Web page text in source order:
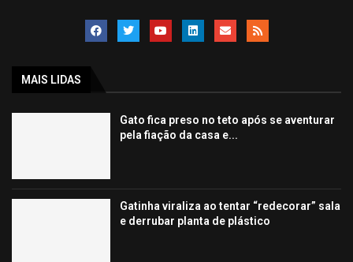
MAIS LIDAS
Gato fica preso no teto após se aventurar
pela fiação da casa e...
Gatinha viraliza ao tentar “redecorar” sala
e derrubar planta de plástico